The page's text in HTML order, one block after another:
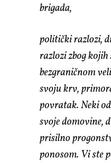
brigada,
politički razlozi,
razlozi zbog kojih
bezgraničnom
svoju krv,
povratak. Neki
svoje domovine,
prisilno
ponosom. Vi ste